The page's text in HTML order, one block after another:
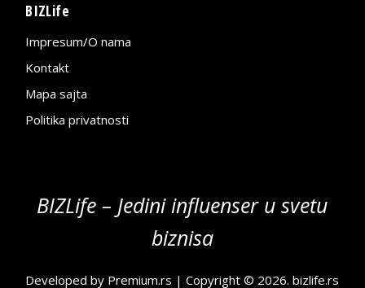
BIZLife
Impresum/O nama
Kontakt
Mapa sajta
Politika privatnosti
BIZLife – Jedini influenser u svetu
biznisa
Developed by Premium.rs | Copyright © 2026.bizlife.rs